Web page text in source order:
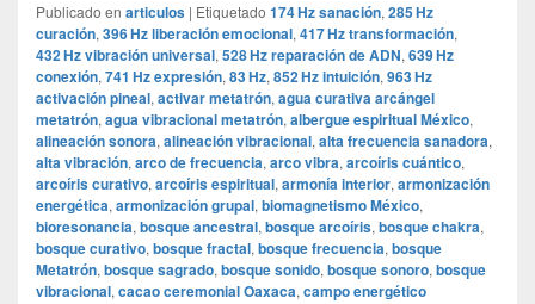
Publicado en articulos | Etiquetado 174 Hz sanación, 285 Hz
curación, 396 Hz liberación emocional, 417 Hz transformación,
432 Hz vibración universal, 528 Hz reparación de ADN, 639 Hz
conexión, 741 Hz expresión, 83 Hz, 852 Hz intuición, 963 Hz
activación pineal, activar metatrón, agua curativa arcángel
metatrón, agua vibracional metatrón, albergue espiritual México,
alineación sonora, alineación vibracional, alta frecuencia sanadora,
alta vibración, arco de frecuencia, arco vibra, arcoíris cuántico,
arcoíris curativo, arcoíris espiritual, armonía interior, armonización
energética, armonización grupal, biomagnetismo México,
bioresonancia, bosque ancestral, bosque arcoíris, bosque chakra,
bosque curativo, bosque fractal, bosque frecuencia, bosque
Metatrón, bosque sagrado, bosque sonido, bosque sonoro, bosque
vibracional, cacao ceremonial Oaxaca, campo energético